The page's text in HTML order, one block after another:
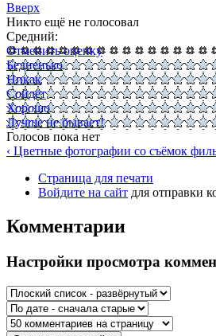
Вверх
Никто ещё не голосовал
Средний:
Отменить оценку
Бедненько
Никак
Сойдёт
Хорошо
Лучше не бывает!
Голосов пока нет
‹ Цветные фотографии со съёмок
Страница для печати
Войдите на сайт для отправки
Комментарии
Настройки просмотра